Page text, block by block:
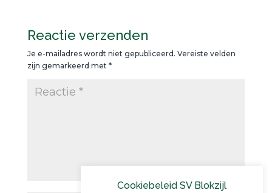
Reactie verzenden
Je e-mailadres wordt niet gepubliceerd. Vereiste velden
zijn gemarkeerd met *
Cookiebeleid SV Blokzijl